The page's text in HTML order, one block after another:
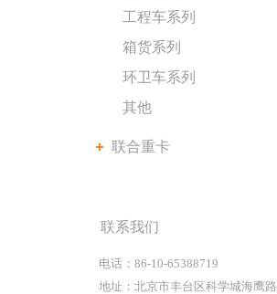
工程车系列
箱货系列
环卫车系列
其他
联合重卡
联系我们
电话：86-10-65388719
地址：北京市丰台区科学城海鹰路